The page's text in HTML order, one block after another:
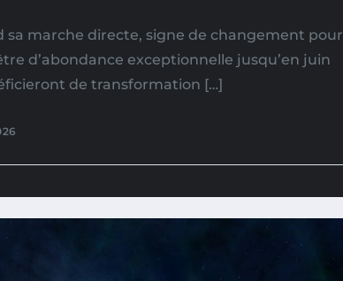
sa marche directe, signe de changement pour
d’abondance exceptionnelle jusqu’en juin
de transformation […]